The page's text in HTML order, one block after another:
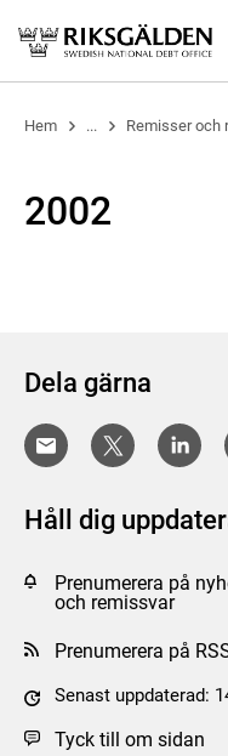
Hem ... Remisser och
2002
Dela gärna
Håll dig
Prenumerera på
och remissvar
Prenumerera på
Senast uppdaterad:
Tyck till om sidan